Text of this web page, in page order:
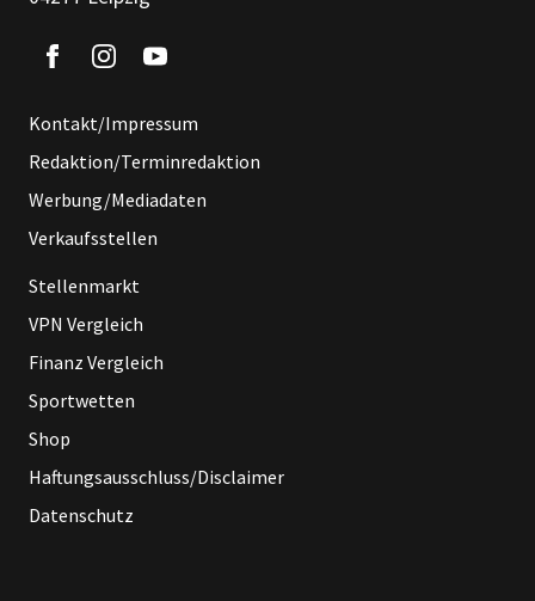
Kontakt/Impressum
Redaktion/Terminredaktion
Werbung/Mediadaten
Verkaufsstellen
Stellenmarkt
VPN Vergleich
Finanz Vergleich
Sportwetten
Shop
Haftungsausschluss/Disclaimer
Datenschutz